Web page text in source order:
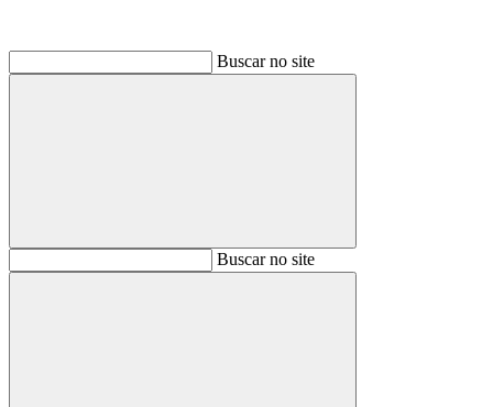
Buscar no site
BuscarBuscar no site